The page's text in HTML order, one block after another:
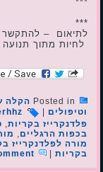
***
לחיות מתוך
Posted in הקלה
וטיפולים
פלדנקרייז בקריות,
בכפות הרגליים,
מורה לפלדנקרייז
בקריות |